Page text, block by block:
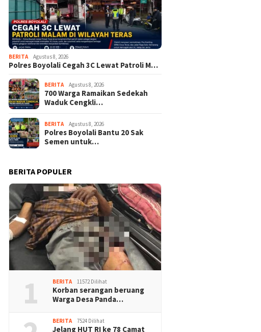
BERITA Agustus 8, 2026
Polres Boyolali Cegah 3C Lewat Patroli M…
BERITA Agustus 8, 2026
700 Warga Ramaikan Sedekah
Waduk Cengkli…
BERITA Agustus 8, 2026
Polres Boyolali Bantu 20 Sak
Semen untuk…
BERITA POPULER
1 BERITA 11572 Dilihat
Korban serangan beruang
Warga Desa Panda…
BERITA 7524 Dilihat
Jelang HUT RI ke 78 Camat